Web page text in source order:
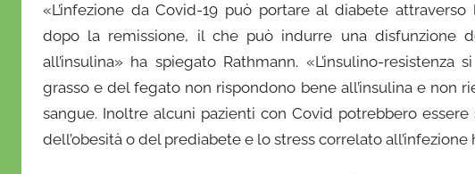
«L’infezione da Covid-19 può portare al diabete
dopo la remissione, il che può indurre una disfunzione
all’insulina» ha spiegato Rathmann. «L’insulino-
grasso e del fegato non rispondono bene all’insulina e non
sangue. Inoltre alcuni pazienti con Covid potrebbero
dell’obesità o del prediabete e lo stress correlato